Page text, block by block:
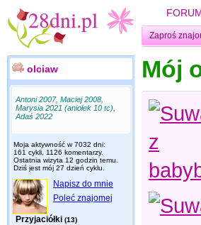
Zaproś
olciaw
Antoni 2007, Maciej 2008,
Marysia 2021 (aniołek 10 tc),
Adaś 2022
Moja aktywność w 7032 dni:
161 cykli, 1126 komentarzy.
Ostatnia wizyta 12 godzin temu
Dziś jest mój 27 dzień cyklu.
Napisz do mnie
Poleć znajomej
Przyjaciółki (13)
Mój